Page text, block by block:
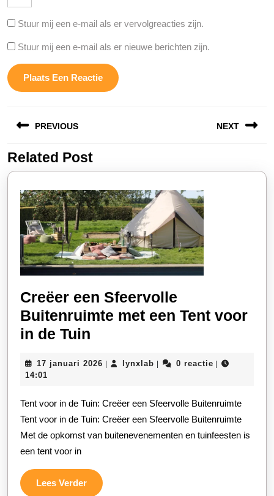
Stuur mij een e-mail als er vervolgreacties zijn.
Stuur mij een e-mail als er nieuwe berichten zijn.
PREVIOUS
Vorige
bericht:
NEXT
bericht:
Related Post
Creëer een Sfeervolle
Buitenruimte met een Tent voor
in de Tuin
Sfeervolle
met
een
Tent
in
17 januari 2026 17
lynxlab lynxlab0 reactie
14:01
Tent voor in de Tuin: Creëer een Sfeervolle Buitenruimte
Tent voor in de Tuin: Creëer een Sfeervolle Buitenruimte
Met de opkomst van buitenevenementen en tuinfeesten is
een tent voor in
Lees VerderLees